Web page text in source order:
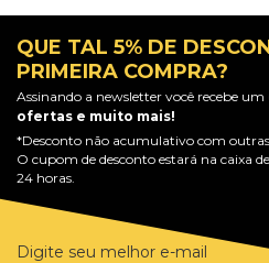
QUE TAL 5% DE
PRIMEIRA COMPRA?
Assinando a newsletter você recebe um
ofertas e muito mais!
*Desconto não acumulativo com
O cupom de desconto estará na caixa
24 horas.
Digite seu melhor e-mail